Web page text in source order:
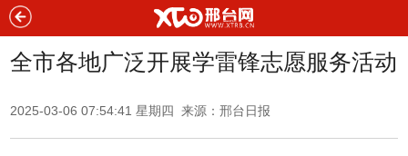
全市各地广泛开展学雷锋志愿服务活动
2025-03-06 07:54:41 星期四 来源：邢台日报